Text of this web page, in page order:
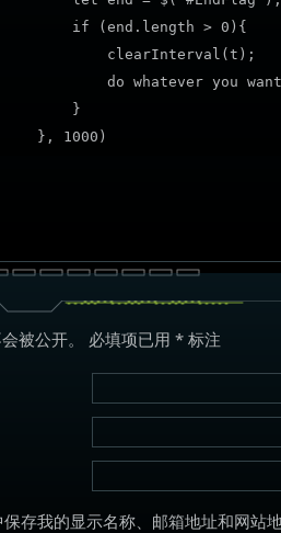
    }, 1000)
被公开。 必填项已用 * 标注
存我的显示名称、邮箱地址和网站